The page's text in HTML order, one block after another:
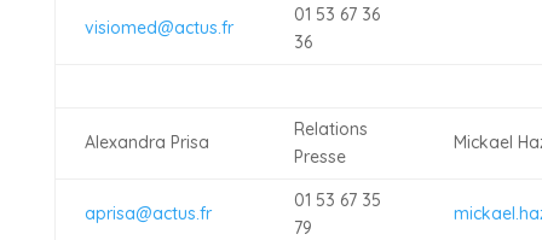
visiomed@actus.fr
01 53 67 36
36
Alexandra Prisa
Relations
Presse
Mickael
aprisa@actus.fr
01 53 67 35
79